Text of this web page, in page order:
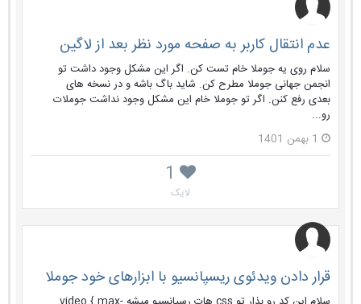
لایک
عدم انتقال کاربر به صفحه مورد نظر بعد از لاگین
سلام روی یه جوملا خام تست کن. اگر این مشکل وجود داشت تو
انجمن جهانی جوملا مطرح کن. شاید باگ باشه و در نسخه های
بعدی رفع کنن. اگر تو جوملا خام این مشکل وجود نداشت جوملات
رو...
1 بهمن 1401
قرار دادن ویدئوی ریسپانسیو با ابزارهای خود جوملا